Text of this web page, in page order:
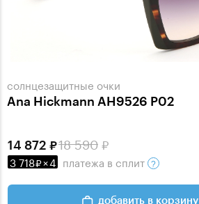
солнцезащитные очки
Ana Hickmann AH9526 P02
18 590
14 872
3 718 ×4 платежа в сплит
добавить в корзину